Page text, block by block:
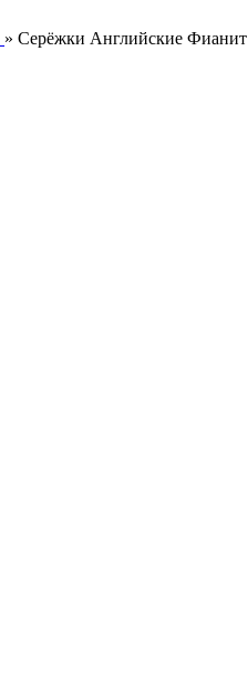
» Серёжки Английские Фианит